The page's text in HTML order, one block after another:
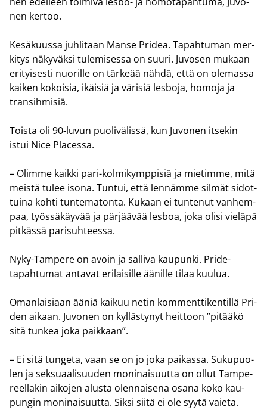
nen ker­too.
Ke­sä­kuus­sa juh­li­taan Manse Pri­dea. Ta­pah­tu­man mer­
ki­tys nä­ky­väk­si tu­le­mi­ses­sa on suuri. Ju­vo­sen mu­kaan
eri­tyi­ses­ti nuo­ril­le on tär­ke­ää nähdä, että on ole­mas­sa
kai­ken ko­koi­sia, ikäi­siä ja vä­ri­siä les­bo­ja, ho­mo­ja ja
tran­sih­mi­siä.
Tois­ta oli 90-​luvun puo­li­vä­lis­sä, kun Ju­vo­nen it­se­kin
istui Nice Places­sa.
– Olim­me kaik­ki pari-​kolmikymppisiä ja mie­tim­me, mitä
meis­tä tulee isona. Tun­tui, että len­näm­me sil­mät si­dot­
tui­na kohti tun­te­ma­ton­ta. Ku­kaan ei tun­te­nut van­hem­
paa, työs­sä­käy­vää ja pär­jää­vää les­boa, joka olisi vie­lä­pä
pit­käs­sä pa­ri­suh­tees­sa.
Nyky-​Tampere on avoin ja sal­li­va kau­pun­ki. Pride-​
tapahtumat an­ta­vat eri­lai­sil­le ää­nil­le tilaa kuu­lua.
Oman­lai­si­aan ääniä kai­kuu netin kom­ment­ti­ken­til­lä Pri­
den ai­kaan. Ju­vo­nen on kyl­läs­ty­nyt heit­toon ”pi­tää­kö
sitä tun­kea joka paik­kaan”.
– Ei sitä tun­ge­ta, vaan se on jo joka pai­kas­sa. Su­ku­puo­
len ja sek­su­aa­li­suu­den mo­ni­nai­suut­ta on ollut Tam­pe­
reel­la­kin ai­ko­jen alus­ta olen­nai­se­na osana koko kau­
pun­gin mo­ni­nai­suut­ta. Siksi siitä ei ole syytä vai­e­ta.